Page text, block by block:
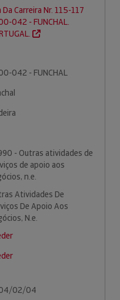
Da Carreira Nr. 115-117
042 - FUNCHAL.
042 - FUNCHAL
- Outras atividades de
de apoio aos
n.e.
Atividades De
De Apoio Aos
N.e.
02/04